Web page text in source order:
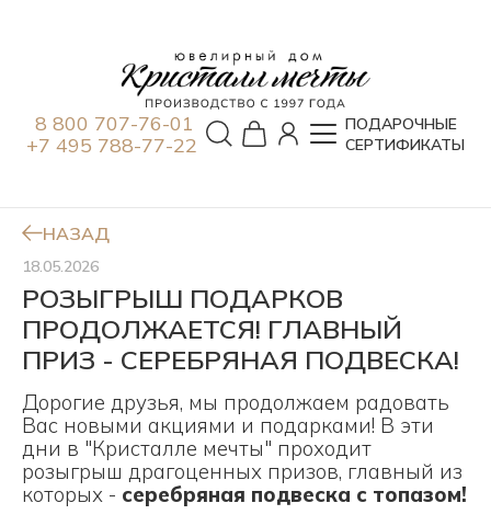
8 800 707-76-01
+7 495 788-77-22
ПОДАРОЧНЫЕ
СЕРТИФИКАТЫ
НАЗАД
18.05.2026
РОЗЫГРЫШ ПОДАРКОВ
ПРОДОЛЖАЕТСЯ! ГЛАВНЫЙ
ПРИЗ - СЕРЕБРЯНАЯ ПОДВЕСКА!
Дорогие друзья, мы продолжаем радовать
Вас новыми акциями и подарками! В эти
дни в "Кристалле мечты" проходит
розыгрыш драгоценных призов, главный из
которых - серебряная подвеска с топазом!